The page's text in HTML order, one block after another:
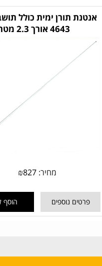
4643 אורך 2.3 מטר
מחיר: ₪827
פרטים נוספים הוסף